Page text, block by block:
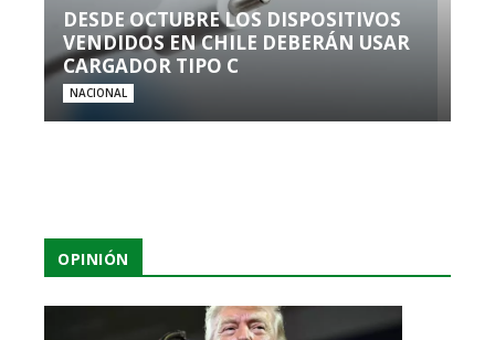
DESDE OCTUBRE LOS DISPOSITIVOS
VENDIDOS EN CHILE DEBERÁN USAR
CARGADOR TIPO C
NACIONAL
OPINIÓN